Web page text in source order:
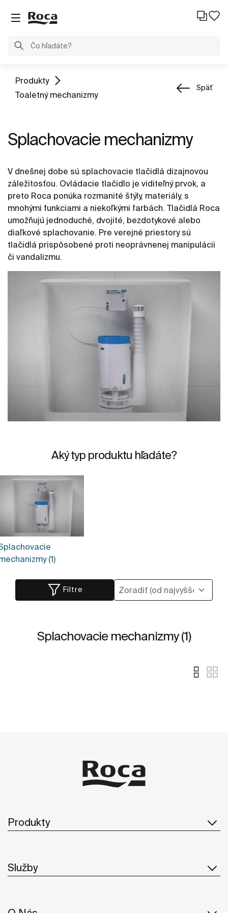
Produkty
Toaletný mechanizmy
Späť
Splachovacie mechanizmy
V dnešnej dobe sú splachovacie tlačidlá dizajnovou
záležitosťou. Ovládacie tlačidlo je viditeľný prvok, a
preto Roca ponúka rozmanité štýly, materiály, s
mnohými funkciami a niekoľkými farbách. Tlačidlá Roca
umožňujú jednoduché, dvojité, bezdotykové alebo
diaľkové splachovanie. Pre verejné priestory sú
tlačidlá prispôsobené proti neoprávnenej manipulácii
či vandalizmu.
Aký typ produktu hľadáte?
(1)
Filtre
Splachovacie mechanizmy (1)
Produkty
Služby